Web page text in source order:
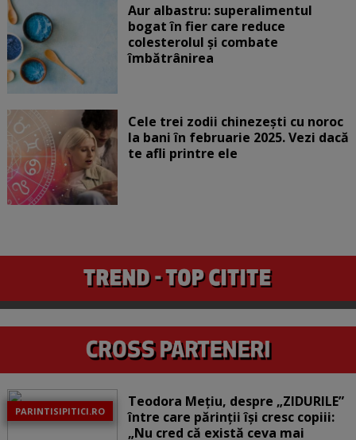
Aur albastru: superalimentul
bogat în fier care reduce
colesterolul și combate
îmbătrânirea
Cele trei zodii chinezești cu noroc
la bani în februarie 2025. Vezi dacă
te afli printre ele
PARINTISIPITICI.RO
Teodora Mețiu, despre „ZIDURILE”
între care părinții își cresc copiii:
„Nu cred că există ceva mai